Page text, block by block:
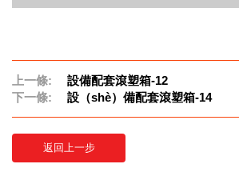
上一條:
設備配套滾塑箱-12
下一條:
設（shè）備配套滾塑箱-14
返回上一步